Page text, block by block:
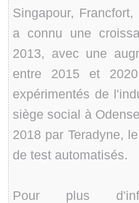
Singapour,
a connu une
2013, avec une
entre 2015 et
expérimentés de
siège social à
2018 par Teradyne,
de test automatisés.
Pour plus